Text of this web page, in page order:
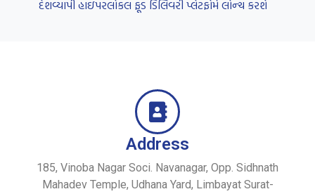
દેશવ્યાપી હાઇપરલોકલ ફૂડ ડિલિવરી પ્લેટફોર્મ લોન્ચ કરશે
Address
185, Vinoba Nagar Soci. Navanagar, Opp. Sidhnath
Mahadev Temple, Udhana Yard, Limbayat Surat-